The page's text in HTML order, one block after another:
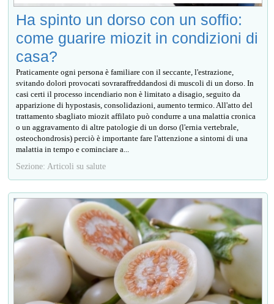
Ha spinto un dorso con un soffio:
come guarire miozit in condizioni di
casa?
Praticamente ogni persona è familiare con il seccante, l'estrazione,
svitando dolori provocati sovraraffreddandosi di muscoli di un dorso. In
casi certi il processo incendiario non è limitato a disagio, seguito da
apparizione di hypostasis, consolidazioni, aumento termico. All'atto del
trattamento sbagliato miozit affilato può condurre a una malattia cronica
o un aggravamento di altre patologie di un dorso (l'ernia vertebrale,
osteochondrosis) perciò è importante fare l'attenzione a sintomi di una
malattia in tempo e cominciare a...
Sezione: Articoli su salute